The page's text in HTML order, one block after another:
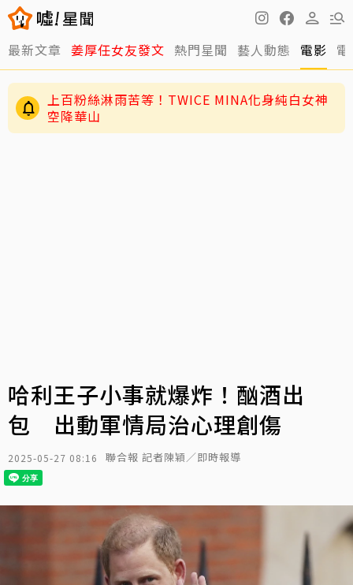
最新文章 姜厚任女友發文 熱門星聞 藝人動態 電影
上百粉絲淋雨苦等！TWICE MINA化身純白女神
空降華山
哈利王子小事就爆炸！酗酒出
包 出動軍情局治心理創傷
2025-05-27 08:16 聯合報 記者陳穎／即時報導